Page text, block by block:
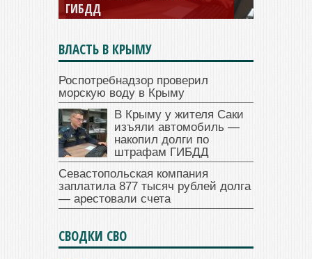
ГИБДД
ВЛАСТЬ В КРЫМУ
Роспотребнадзор проверил
морскую воду в Крыму
В Крыму у жителя Саки
изъяли автомобиль —
накопил долги по
штрафам ГИБДД
Севастопольская компания
заплатила 877 тысяч рублей долга
— арестовали счета
СВОДКИ СВО